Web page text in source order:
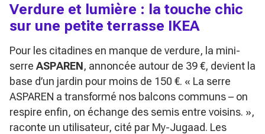
Verdure et lumière : la touche chic
sur une petite terrasse IKEA
Pour les citadines en manque de verdure, la mini-
serre ASPAREN, annoncée autour de 39 €, devient la
base d’un jardin pour moins de 150 €. « La serre
ASPAREN a transformé nos balcons communs – on
respire enfin, on échange des semis entre voisins. »,
raconte un utilisateur, cité par My-Jugaad. Les